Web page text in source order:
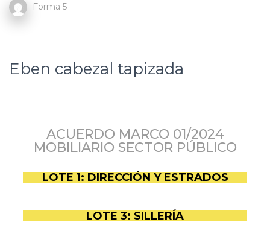
Forma 5
Eben cabezal tapizada
ACUERDO MARCO 01/2024
MOBILIARIO SECTOR PÚBLICO
LOTE 1: DIRECCIÓN Y ESTRADOS
LOTE 3: SILLERÍA